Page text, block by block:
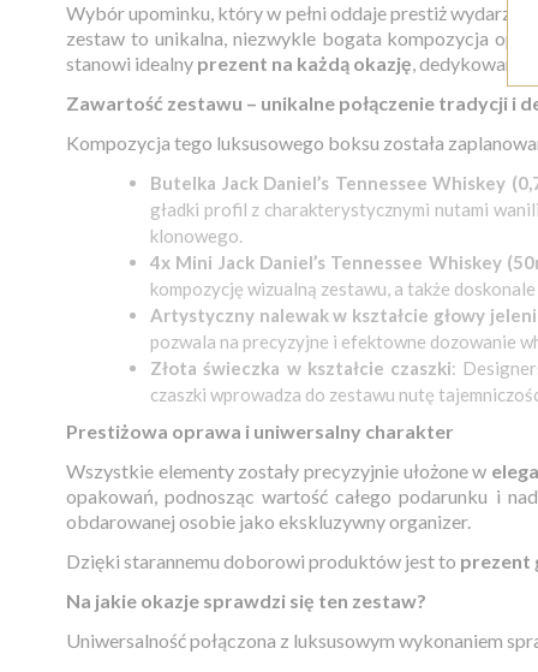
Wybór upominku, który w pełni oddaje prestiż
zestaw to unikalna, niezwykle bogata kompozycja
stanowi idealny prezent na każdą okazję, dedykowany
Zawartość zestawu – unikalne połączenie tradycji i
Kompozycja tego luksusowego boksu została
Butelka Jack Daniel’s Tennessee Whiskey
gładki profil z charakterystycznymi nutami
klonowego.
4x Mini Jack Daniel’s Tennessee Whiskey
kompozycję wizualną zestawu, a także
Artystyczny nalewak w kształcie głowy
pozwala na precyzyjne i efektowne dozowanie
Złota świeczka w kształcie czaszki:
czaszki wprowadza do zestawu nutę
Prestiżowa oprawa i uniwersalny charakter
Wszystkie elementy zostały precyzyjnie ułożone w
opakowań, podnosząc wartość całego podarunku i
obdarowanej osobie jako ekskluzywny organizer.
Dzięki starannemu doborowi produktów jest to prezent
Na jakie okazje sprawdzi się ten zestaw?
Uniwersalność połączona z luksusowym wykonaniem